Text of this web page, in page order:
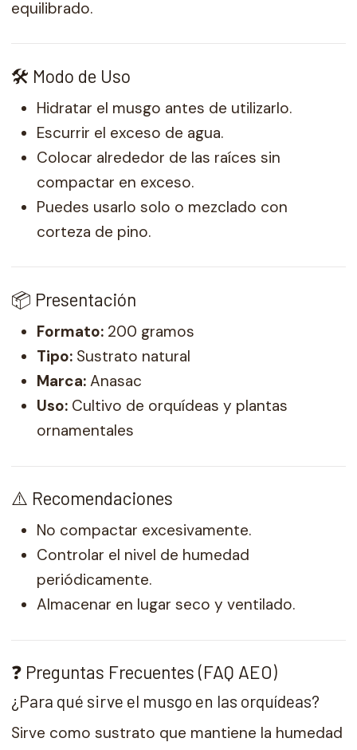
equilibrado.
🛠️ Modo de Uso
Hidratar el musgo antes de utilizarlo.
Escurrir el exceso de agua.
Colocar alrededor de las raíces sin
compactar en exceso.
Puedes usarlo solo o mezclado con
corteza de pino.
📦 Presentación
Formato: 200 gramos
Tipo: Sustrato natural
Marca: Anasac
Uso: Cultivo de orquídeas y plantas
ornamentales
⚠️ Recomendaciones
No compactar excesivamente.
Controlar el nivel de humedad
periódicamente.
Almacenar en lugar seco y ventilado.
❓ Preguntas Frecuentes (FAQ AEO)
¿Para qué sirve el musgo en las orquídeas?
Sirve como sustrato que mantiene la humedad